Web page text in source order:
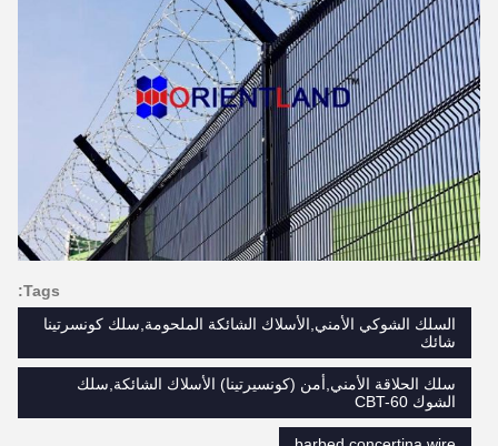
Tags:
السلك الشوكي الأمني,الأسلاك الشائكة الملحومة,سلك كونسرتينا
شائك
سلك الحلاقة الأمني,أمن (كونسيرتينا) الأسلاك الشائكة,سلك
الشوك CBT-60